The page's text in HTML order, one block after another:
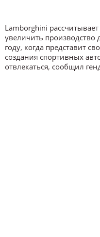
Lamborghini
увеличить производство
году, когда представит
создания спортивных
отвлекаться, сообщил